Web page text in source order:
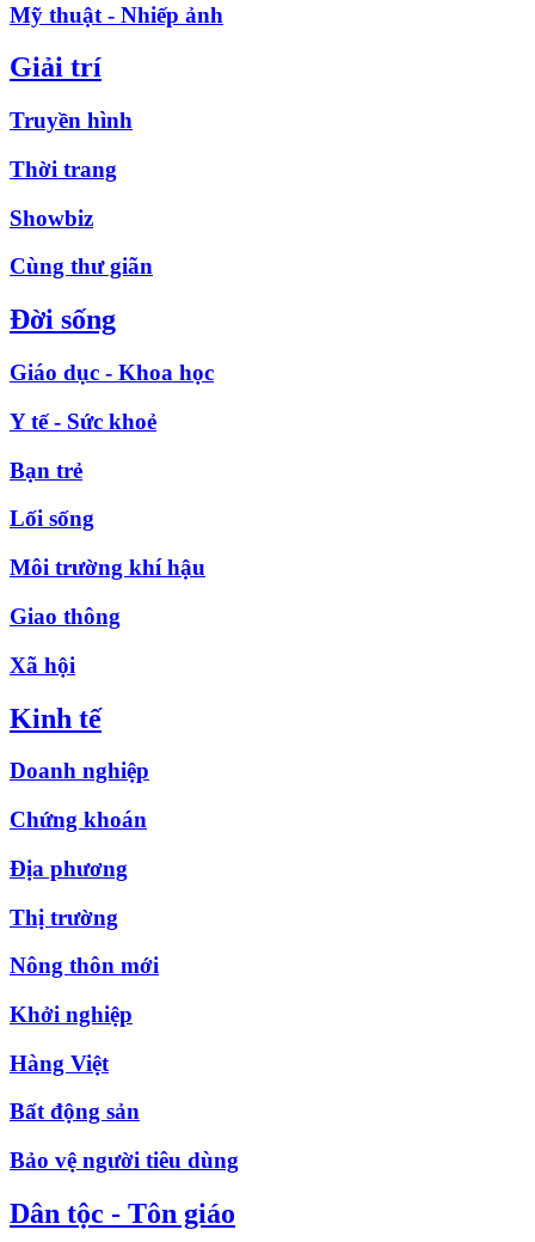
Mỹ thuật - Nhiếp ảnh
Giải trí
Truyền hình
Thời trang
Showbiz
Cùng thư giãn
Đời sống
Giáo dục - Khoa học
Y tế - Sức khoẻ
Bạn trẻ
Lối sống
Môi trường khí hậu
Giao thông
Xã hội
Kinh tế
Doanh nghiệp
Chứng khoán
Địa phương
Thị trường
Nông thôn mới
Khởi nghiệp
Hàng Việt
Bất động sản
Bảo vệ người tiêu dùng
Dân tộc - Tôn giáo